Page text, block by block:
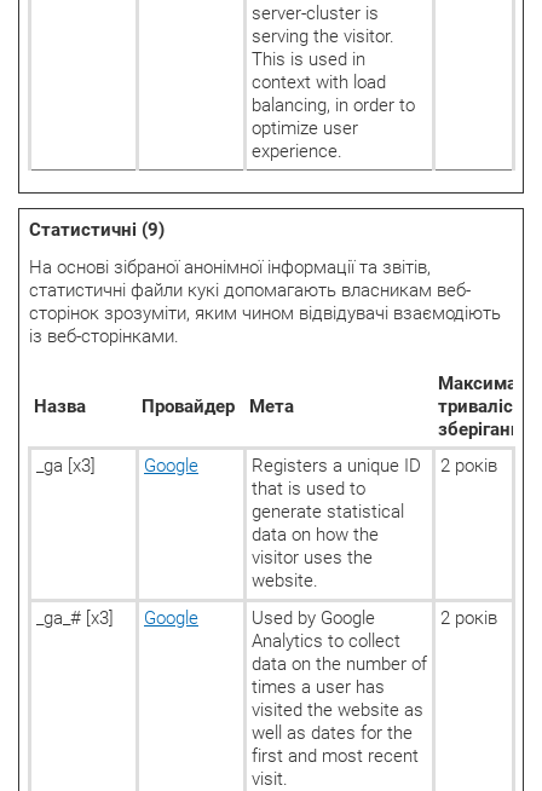
server-cluster is
serving the visitor.
This is used in
context with load
balancing, in order to
optimize user
experience.
Статистичні (9)
На основі зібраної анонімної інформації та звітів,
статистичні файли кукі допомагають власникам веб-
сторінок зрозуміти, яким чином відвідувачі взаємодіють
із веб-сторінками.
Назва Провайдер Мета
тривалість
зберігання
_ga [x3]
Google
Registers a unique ID
that is used to
generate statistical
data on how the
visitor uses the
website.
2 років
_ga_# [x3] Google
Used by Google
Analytics to collect
data on the number of
times a user has
visited the website as
well as dates for the
first and most recent
visit.
2 років